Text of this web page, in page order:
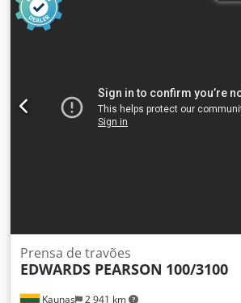
Kaunas 2 941 km
Prensa de travões
EDWARDS PEARSON 100/3100